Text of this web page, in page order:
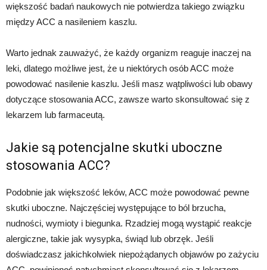
większość badań naukowych nie potwierdza takiego związku
między ACC a nasileniem kaszlu.
Warto jednak zauważyć, że każdy organizm reaguje inaczej na
leki, dlatego możliwe jest, że u niektórych osób ACC może
powodować nasilenie kaszlu. Jeśli masz wątpliwości lub obawy
dotyczące stosowania ACC, zawsze warto skonsultować się z
lekarzem lub farmaceutą.
Jakie są potencjalne skutki uboczne
stosowania ACC?
Podobnie jak większość leków, ACC może powodować pewne
skutki uboczne. Najczęściej występujące to ból brzucha,
nudności, wymioty i biegunka. Rzadziej mogą wystąpić reakcje
alergiczne, takie jak wysypka, świąd lub obrzęk. Jeśli
doświadczasz jakichkolwiek niepożądanych objawów po zażyciu